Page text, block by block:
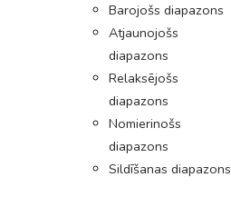
Barojošs diapazons
Atjaunojošs
diapazons
Relaksējošs
diapazons
Nomierinošs
diapazons
Sildīšanas diapazons